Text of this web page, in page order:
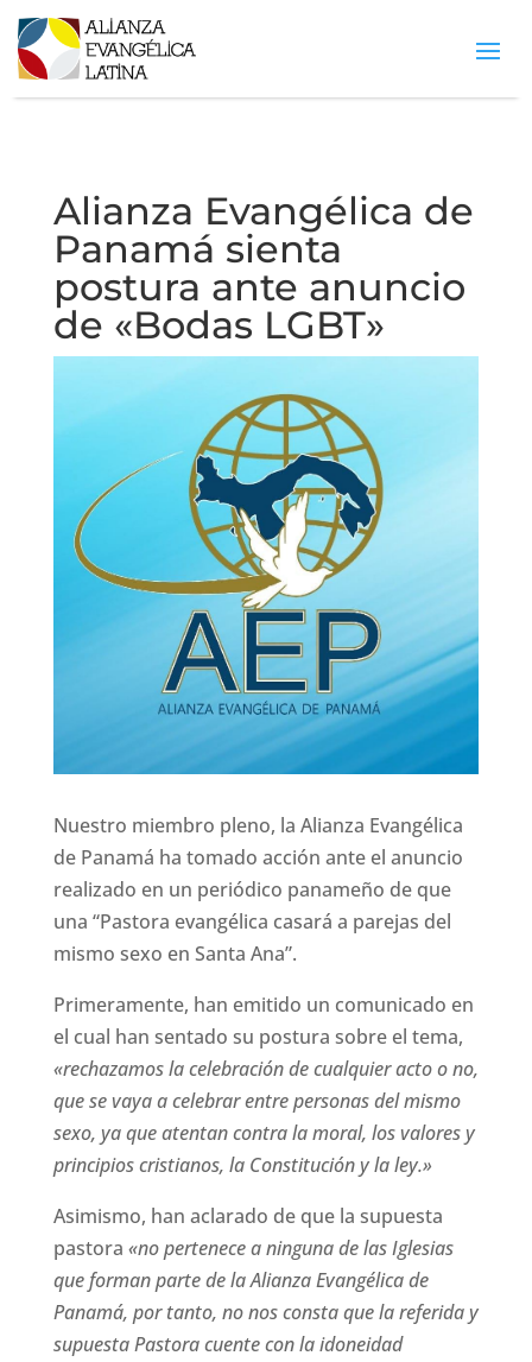
Alianza Evangélica de
Panamá sienta
postura ante anuncio
de «Bodas LGBT»
Nuestro miembro pleno, la Alianza Evangélica
de Panamá ha tomado acción ante el anuncio
realizado en un periódico panameño de que
una “Pastora evangélica casará a parejas del
mismo sexo en Santa Ana”.
Primeramente, han emitido un comunicado en
el cual han sentado su postura sobre el tema,
«rechazamos la celebración de cualquier acto o no,
que se vaya a celebrar entre personas del mismo
sexo, ya que atentan contra la moral, los valores y
principios cristianos, la Constitución y la ley.»
Asimismo, han aclarado de que la supuesta
pastora «no pertenece a ninguna de las Iglesias
que forman parte de la Alianza Evangélica de
Panamá, por tanto, no nos consta que la referida y
supuesta Pastora cuente con la idoneidad